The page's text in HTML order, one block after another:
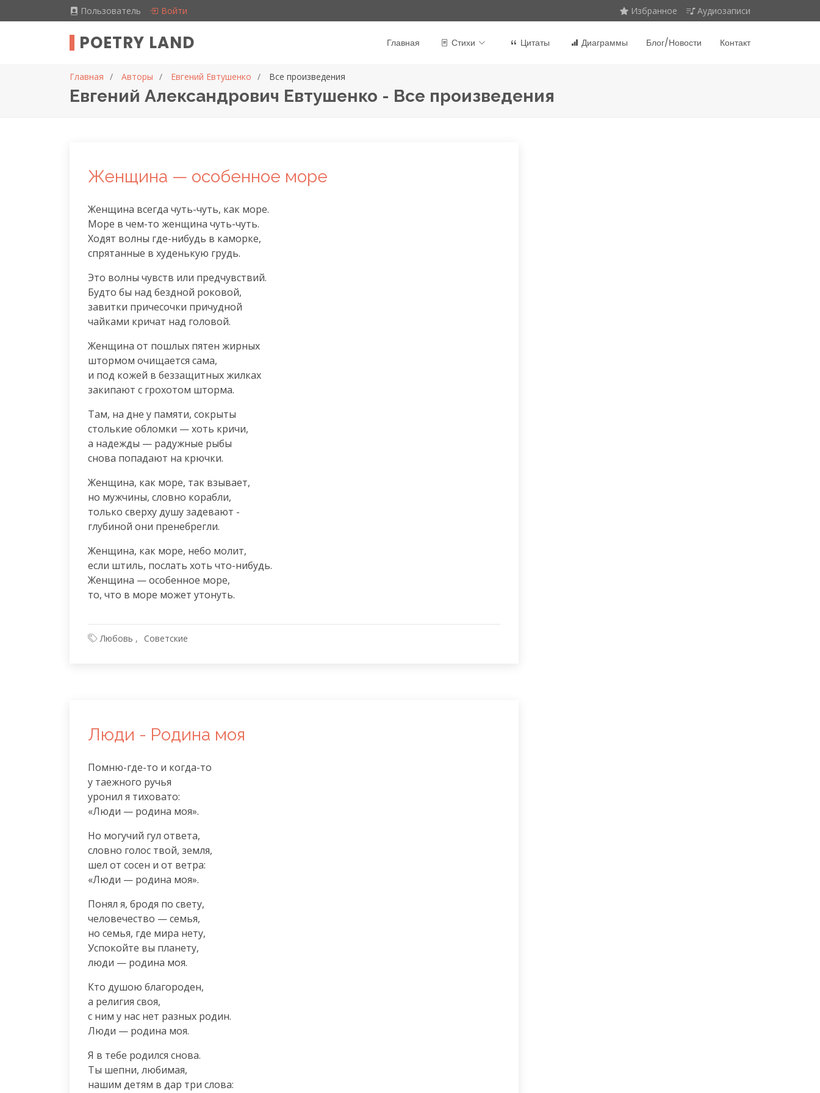
Пользователь Войти Избранное Аудиозаписи
POETRY LAND Главная Стихи Цитаты Диаграммы Блог/Новости Контакт
Главная Авторы Евгений Евтушенко Все произведения
Евгений Александрович Евтушенко - Все произведения
Женщина — особенное море
Женщина всегда чуть-чуть, как море.
Море в чем-то женщина чуть-чуть.
Ходят волны где-нибудь в каморке,
спрятанные в худенькую грудь.
Это волны чувств или предчувствий.
Будто бы над бездной роковой,
завитки причесочки причудной
чайками кричат над головой.
Женщина от пошлых пятен жирных
штормом очищается сама,
и под кожей в беззащитных жилках
закипают с грохотом шторма.
Там, на дне у памяти, сокрыты
столькие обломки — хоть кричи,
а надежды — радужные рыбы
снова попадают на крючки.
Женщина, как море, так взывает,
но мужчины, словно корабли,
только сверху душу задевают -
глубиной они пренебрегли.
Женщина, как море, небо молит,
если штиль, послать хоть что-нибудь.
Женщина — особенное море,
то, что в море может утонуть.
Любовь Советские
Люди - Родина моя
Помню-где-то и когда-то
у таежного ручья
уронил я тиховато:
«Люди — родина моя».
Но могучий гул ответа,
словно голос твой, земля,
шел от сосен и от ветра:
«Люди — родина моя».
Понял я, бродя по свету,
человечество — семья,
но семья, где мира нету,
Успокойте вы планету,
люди — родина моя.
Кто душою благороден,
а религия своя,
с ним у нас нет разных родин.
Люди — родина моя.
Я в тебе родился снова.
Ты шепни, любимая,
нашим детям в дар три слова: